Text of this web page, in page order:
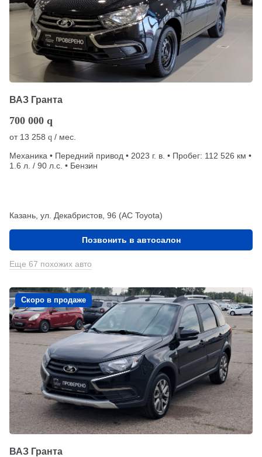
ВАЗ Гранта
700 000 q
от 13 258 q / мес.
Механика • Передний привод • 2023 г. в. • Пробег: 112 526 км •
1.6 л. / 90 л.с. • Бензин
Казань, ул. Декабристов, 96 (АС Toyota)
Позвонить в автосалон
Еще 67 похожих авто
Скоро в продаже
ВАЗ Гранта